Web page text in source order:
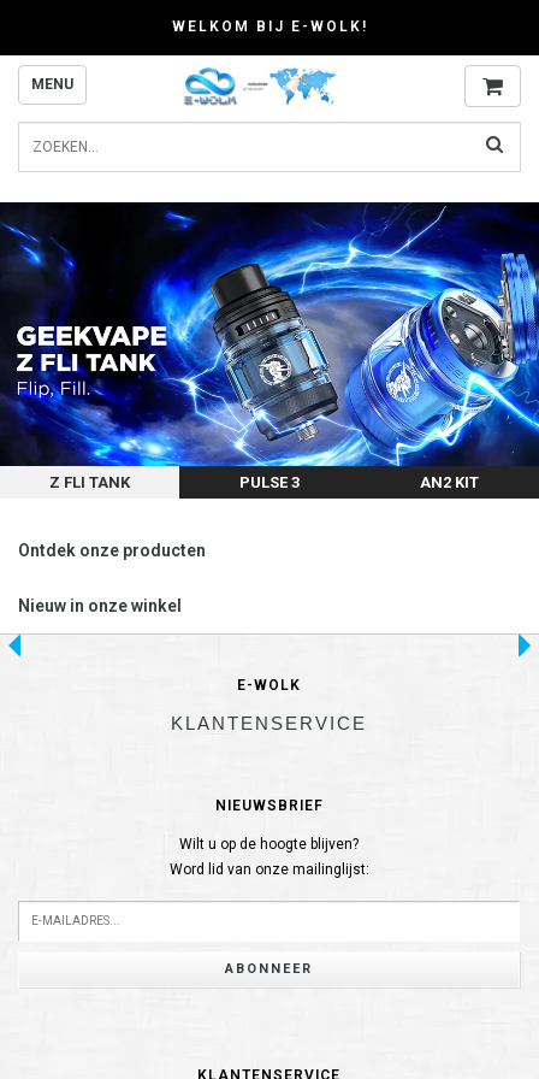
WELKOM BIJ E-WOLK!
MENU
Z FLI TANK PULSE 3 AN2 KIT
Ontdek onze producten
Nieuw in onze winkel
E-WOLK
KLANTENSERVICE
NIEUWSBRIEF
Wilt u op de hoogte blijven?
Word lid van onze mailinglijst:
ABONNEER
KLANTENSERVICE